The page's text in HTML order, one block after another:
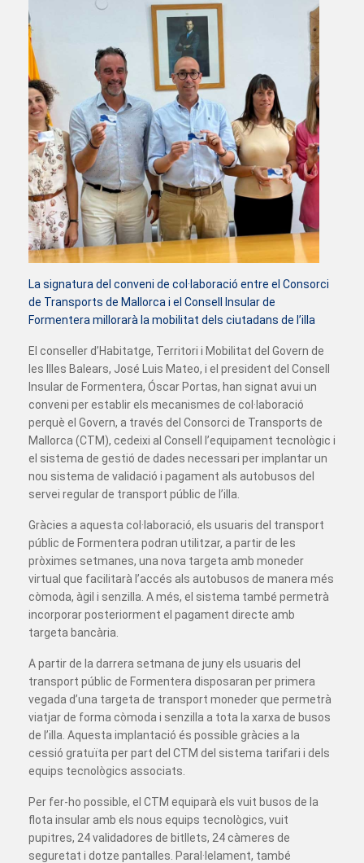
La signatura del conveni de col·laboració entre el Consorci
de Transports de Mallorca i el Consell Insular de
Formentera millorarà la mobilitat dels ciutadans de l’illa
El conseller d’Habitatge, Territori i Mobilitat del Govern de
les Illes Balears, José Luis Mateo, i el president del Consell
Insular de Formentera, Óscar Portas, han signat avui un
conveni per establir els mecanismes de col·laboració
perquè el Govern, a través del Consorci de Transports de
Mallorca (CTM), cedeixi al Consell l’equipament tecnològic i
el sistema de gestió de dades necessari per implantar un
nou sistema de validació i pagament als autobusos del
servei regular de transport públic de l’illa.
Gràcies a aquesta col·laboració, els usuaris del transport
públic de Formentera podran utilitzar, a partir de les
pròximes setmanes, una nova targeta amb moneder
virtual que facilitarà l’accés als autobusos de manera més
còmoda, àgil i senzilla. A més, el sistema també permetrà
incorporar posteriorment el pagament directe amb
targeta bancària.
A partir de la darrera setmana de juny els usuaris del
transport públic de Formentera disposaran per primera
vegada d’una targeta de transport moneder que permetrà
viatjar de forma còmoda i senzilla a tota la xarxa de busos
de l’illa. Aquesta implantació és possible gràcies a la
cessió gratuïta per part del CTM del sistema tarifari i dels
equips tecnològics associats.
Per fer-ho possible, el CTM equiparà els vuit busos de la
flota insular amb els nous equips tecnològics, vuit
pupitres, 24 validadores de bitllets, 24 càmeres de
seguretat i dotze pantalles. Paral·lelament, també